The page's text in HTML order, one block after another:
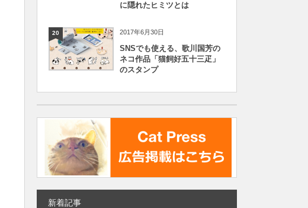
に隠れたヒミツとは
20 2017年6月30日
SNSでも使える、歌川国芳の
ネコ作品「猫飼好五十三疋」
のスタンプ
新着記事